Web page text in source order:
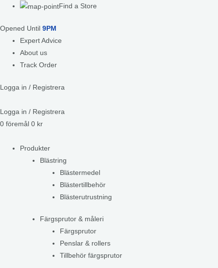
Find a Store
Opened Until 9PM
Expert Advice
About us
Track Order
Logga in / Registrera
Logga in / Registrera
0 föremål 0 kr
Produkter
Blästring
Blästermedel
Blästertillbehör
Blästerutrustning
Färgsprutor & måleri
Färgsprutor
Penslar & rollers
Tillbehör färgsprutor